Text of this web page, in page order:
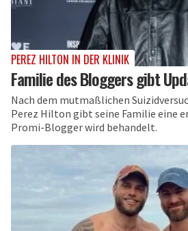
PEREZ HILTON IN DER KLINIK
Familie des Bloggers gibt
Nach dem mutmaßlichen
Perez Hilton gibt seine Familie eine
Promi-Blogger wird behandelt.